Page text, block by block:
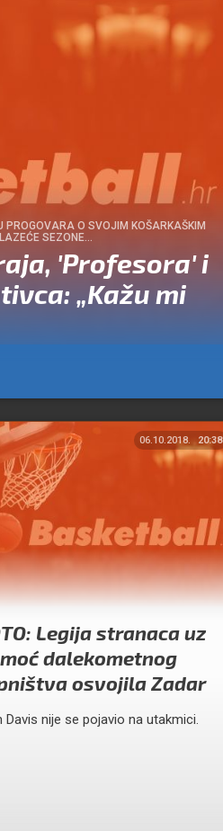
PROGOVARA O SVOJIM KOŠARKAŠKIM
SEZONE…
'Profesora' i
„Kažu mi
06.10.2018. 20:38
Legija stranaca uz
dalekometnog
osvojila Zadar
Davis nije se pojavio na utakmici.